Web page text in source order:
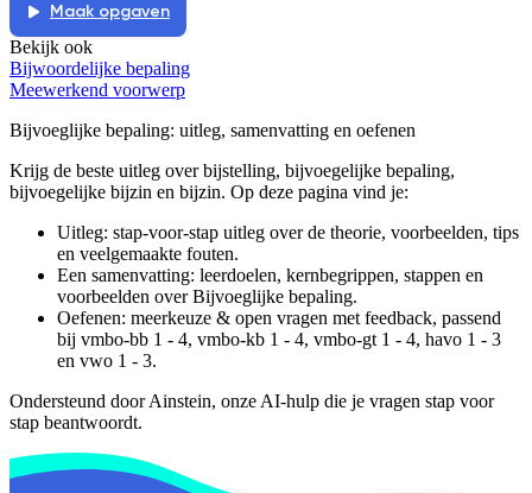
Maak opgaven
Bekijk ook
Bijwoordelijke bepaling
Meewerkend voorwerp
Bijvoeglijke bepaling: uitleg, samenvatting en oefenen
Krijg de beste uitleg over bijstelling, bijvoegelijke bepaling,
bijvoegelijke bijzin en bijzin. Op deze pagina vind je:
Uitleg: stap-voor-stap uitleg over de theorie, voorbeelden, tips
en veelgemaakte fouten.
Een samenvatting: leerdoelen, kernbegrippen, stappen en
voorbeelden overBijvoeglijke bepaling.
Oefenen: meerkeuze & open vragen met feedback, passend
bij vmbo-bb 1 - 4, vmbo-kb 1 - 4, vmbo-gt 1 - 4, havo 1 - 3
en vwo 1 - 3.
Ondersteund door Ainstein, onze AI-hulp die je vragen stap voor
stap beantwoordt.